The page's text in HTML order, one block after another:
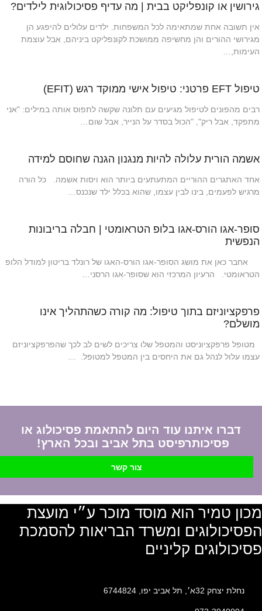
גירושין או קונפליקט בבית | מה עדיף פסיכולוגית לילדים?
אין תשובה אחת שמתאימה לכל המשפחות. ילדים עלולים להיפגע הן
מגירושי ההורים והן מחשיפה ממושכת לקונפליקט ביניהם, אבל עוצמת
העימות,…
טיפול EFT פרטני: טיפול אישי ממוקד רגש (EFIT)
רבים מהפונים לטיפול מגיעים עם תלונה שקשה לתפוס אותה במילים: "אני
מתפקד, אבל ריק", "הכול בסדר על הנייר, אבל שום…
אשמה הורית עלולה להיות מנגנון הגנה שחוסם למידה
אחד האתגרים ההוריים המתעתעים ביותר הוא ויסות אשמה. כל הורה
מרגיש לפעמים, בינו לבין עצמו, שהוא בכלל ילד שנכנס…
סופר-אגו הורס-אגו בלופ הטראומטי | חבלה בריבונות
הנפשית
אחבר כאן את מושג הסופר-אגו הורס-האגו של רונלד בריטון למודל הלופ
הטראומטי. הרעיון המרכזי הוא שסופר-אגו הרסני…
פרפקציוניזם בתוך טיפול: מה קורה כשהתהליך אינו
מושלם?
מטופל פרפקציוניסט והמטפל שלו צריכים לשים לב לכך שהפרפקציוניזם
עצמו עלול לנהל גם את היחסים בין המטפל למטופל. …
דברו איתנו עוד היום להתאמת פסיכולוג או
פסיכותרפיסט בתל אביב ובכל הארץ!
צור קשר
מכון טמיר הוא מוסד מוכר ע״י מועצת
הפסיכולוגים ומשרד הבריאות להסמכת
פסיכולוגים קליניים
נחלת יצחק 32א׳, תל אביב יפו, 6744824